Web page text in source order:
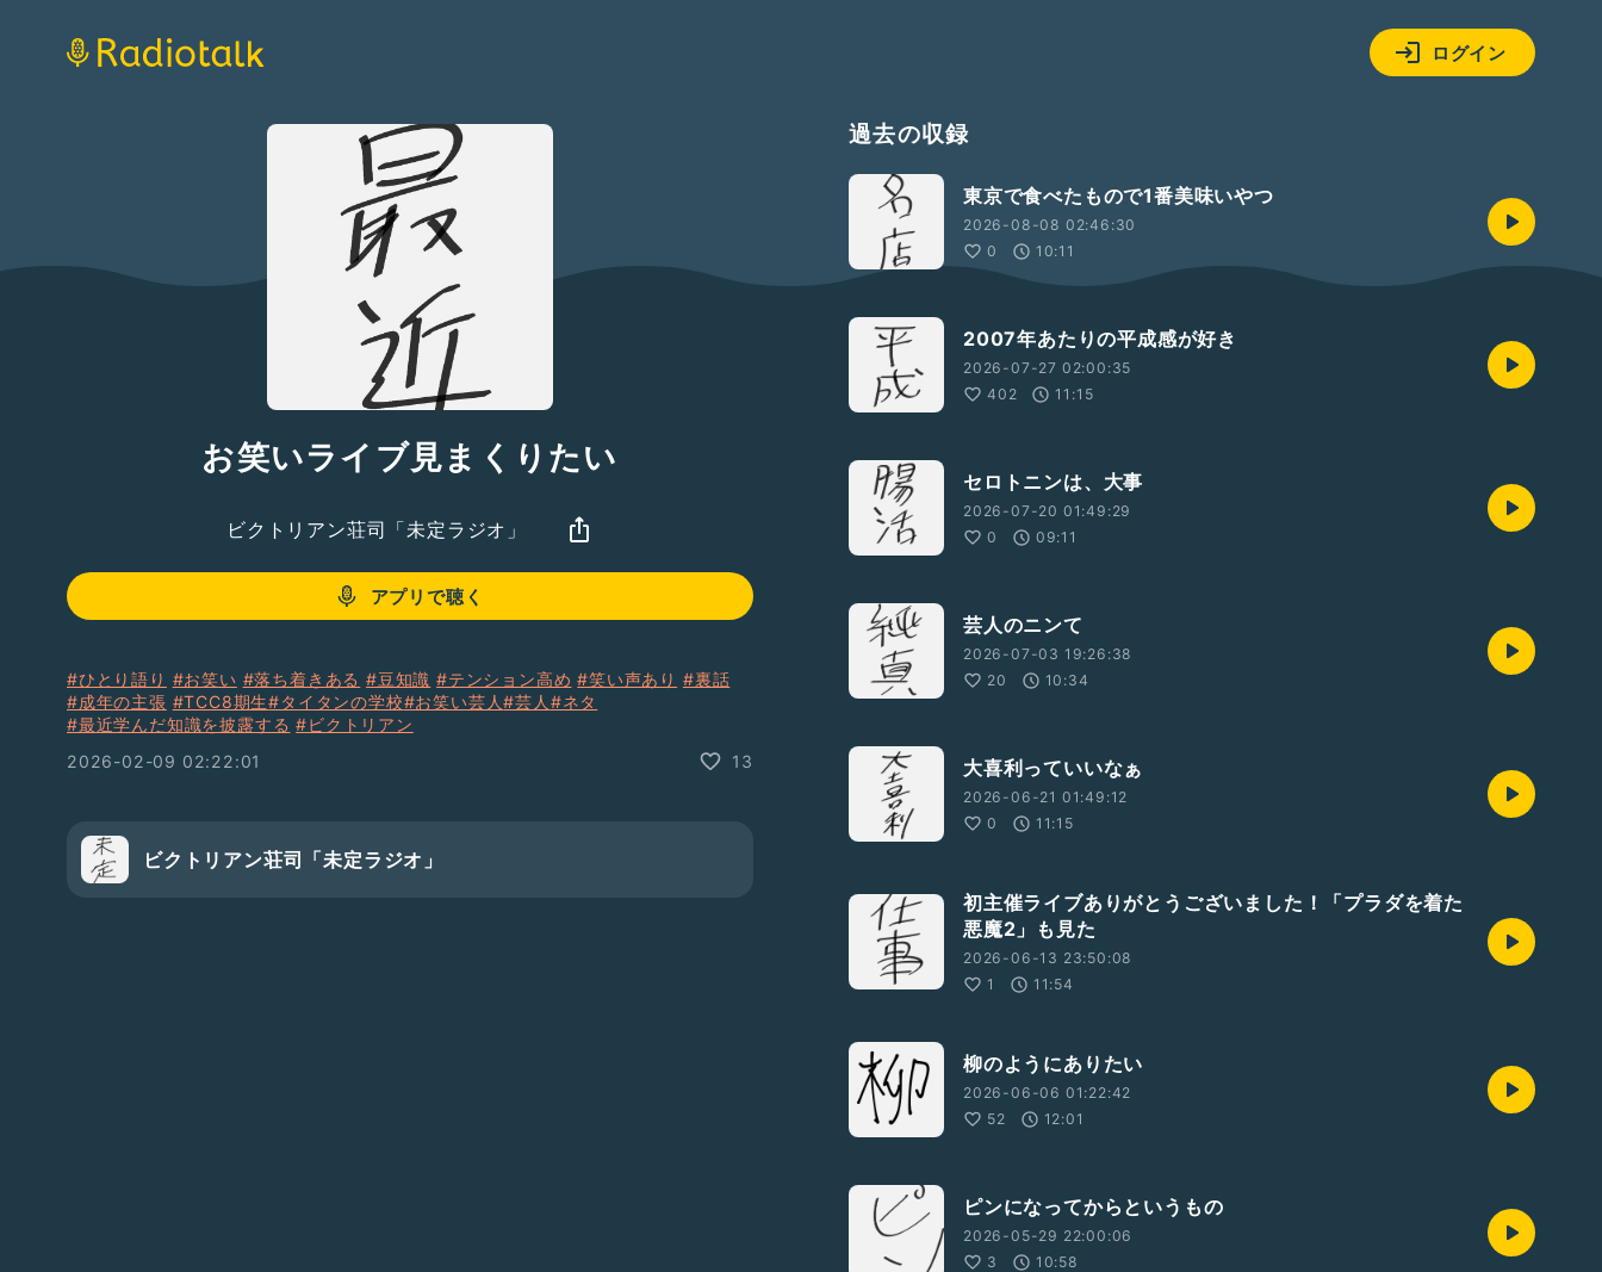
ログイン
お笑いライブ見まくりたい
ビクトリアン荘司「未定ラジオ」
アプリで聴く
#ひとり語り #お笑い #落ち着きある #豆知識 #テンション高め #笑い声あり #裏話
#成年の主張 #TCC8期生#タイタンの学校#お笑い芸人#芸人 #ネタ
#最近学んだ知識を披露する #ビクトリアン
2026-02-09 02:22:01
13
ビクトリアン荘司「未定ラジオ」
過去の収録
東京で食べたもので1番美味いやつ
2026-08-08 02:46:30
0
10:11
2007年あたりの平成感が好き
2026-07-27 02:00:35
402
11:15
セロトニンは、大事
2026-07-20 01:49:29
0
09:11
芸人のニンて
2026-07-03 19:26:38
20
10:34
大喜利っていいなぁ
2026-06-21 01:49:12
0
11:15
初主催ライブありがとうございました！「プラダを着た
悪魔2」も見た
2026-06-13 23:50:08
1
11:54
柳のようにありたい
2026-06-06 01:22:42
52
12:01
ピンになってからというもの
2026-05-29 22:00:06
3
10:58